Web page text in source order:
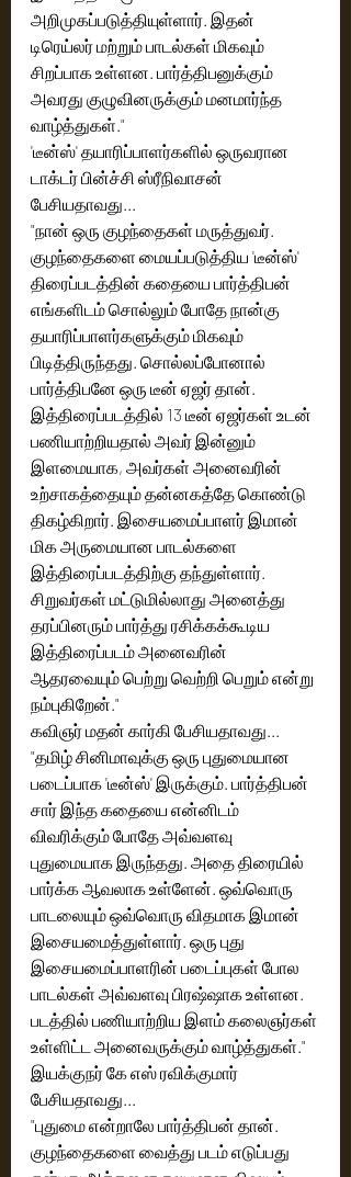
அறிமுகப்படுத்தியுள்ளார். இதன்
டிரெய்லர் மற்றும் பாடல்கள் மிகவும்
சிறப்பாக உள்ளன. பார்த்திபனுக்கும்
அவரது குழுவினருக்கும் மனமார்ந்த
வாழ்த்துகள்."
'டீன்ஸ்' தயாரிப்பாளர்களில் ஒருவரான
டாக்டர் பின்ச்சி ஸ்ரீநிவாசன்
பேசியதாவது...
"நான் ஒரு குழந்தைகள் மருத்துவர்.
குழந்தைகளை மையப்படுத்திய 'டீன்ஸ்'
திரைப்படத்தின் கதையை பார்த்திபன்
எங்களிடம் சொல்லும் போதே நான்கு
தயாரிப்பாளர்களுக்கும் மிகவும்
பிடித்திருந்தது. சொல்லப்போனால்
பார்த்திபனே ஒரு டீன் ஏஜர் தான்.
இத்திரைப்படத்தில் 13 டீன் ஏஜர்கள் உடன்
பணியாற்றியதால் அவர் இன்னும்
இளமையாக, அவர்கள் அனைவரின்
உற்சாகத்தையும் தன்னகத்தே கொண்டு
திகழ்கிறார். இசையமைப்பாளர் இமான்
மிக அருமையான பாடல்களை
இத்திரைப்படத்திற்கு தந்துள்ளார்.
சிறுவர்கள் மட்டுமில்லாது அனைத்து
தரப்பினரும் பார்த்து ரசிக்கக்கூடிய
இத்திரைப்படம் அனைவரின்
ஆதரவையும் பெற்று வெற்றி பெறும் என்று
நம்புகிறேன்."
கவிஞர் மதன் கார்கி பேசியதாவது...
"தமிழ் சினிமாவுக்கு ஒரு புதுமையான
படைப்பாக 'டீன்ஸ்' இருக்கும். பார்த்திபன்
சார் இந்த கதையை என்னிடம்
விவரிக்கும் போதே அவ்வளவு
புதுமையாக இருந்தது. அதை திரையில்
பார்க்க ஆவலாக உள்ளேன். ஒவ்வொரு
பாடலையும் ஒவ்வொரு விதமாக இமான்
இசையமைத்துள்ளார். ஒரு புது
இசையமைப்பாளரின் படைப்புகள் போல
பாடல்கள் அவ்வளவு பிரஷ்ஷாக உள்ளன.
படத்தில் பணியாற்றிய இளம் கலைஞர்கள்
உள்ளிட்ட அனைவருக்கும் வாழ்த்துகள்."
இயக்குநர் கே எஸ் ரவிக்குமார்
பேசியதாவது...
"புதுமை என்றாலே பார்த்திபன் தான்.
குழந்தைகளை வைத்து படம் எடுப்பது